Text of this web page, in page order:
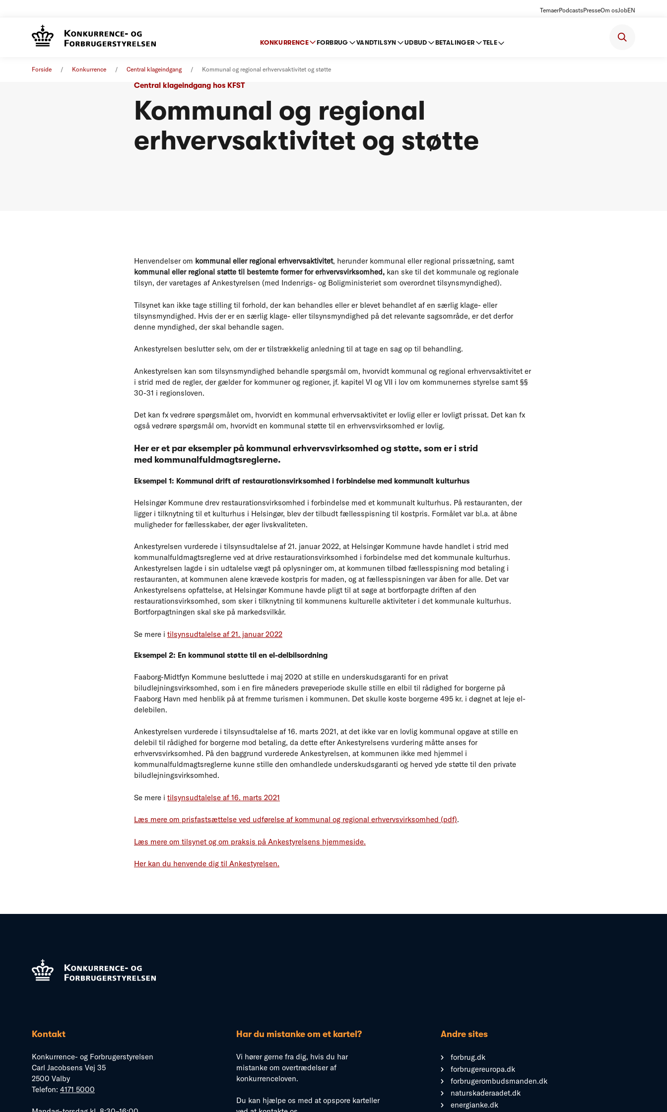
TemaerPodcastsPresseOm osJobEN
KONKURRENCE FORBRUG VANDTILSYN UDBUD BETALINGER TELE
Forside Konkurrence Central klageindgang Kommunal og regional erhvervsaktivitet og støtte
Central klageindgang hos KFST
Kommunal og regional
erhvervsaktivitet og støtte
Henvendelser om kommunal eller regional erhvervsaktivitet, herunder kommunal eller regional prissætning, samt
kommunal eller regional støtte til bestemte former for erhvervsvirksomhed, kan ske til det kommunale og regionale
tilsyn, der varetages af Ankestyrelsen (med Indenrigs- og Boligministeriet som overordnet tilsynsmyndighed).
Tilsynet kan ikke tage stilling til forhold, der kan behandles eller er blevet behandlet af en særlig klage- eller
tilsynsmyndighed. Hvis der er en særlig klage- eller tilsynsmyndighed på det relevante sagsområde, er det derfor
denne myndighed, der skal behandle sagen.
Ankestyrelsen beslutter selv, om der er tilstrækkelig anledning til at tage en sag op til behandling.
Ankestyrelsen kan som tilsynsmyndighed behandle spørgsmål om, hvorvidt kommunal og regional erhvervsaktivitet er
i strid med de regler, der gælder for kommuner og regioner, jf. kapitel VI og VII i lov om kommunernes styrelse samt §§
30-31 i regionsloven.
Det kan fx vedrøre spørgsmålet om, hvorvidt en kommunal erhvervsaktivitet er lovlig eller er lovligt prissat. Det kan fx
også vedrøre spørgsmål om, hvorvidt en kommunal støtte til en erhvervsvirksomhed er lovlig.
Her er et par eksempler på kommunal erhvervsvirksomhed og støtte, som er i strid
med kommunalfuldmagtsreglerne.
Eksempel 1: Kommunal drift af restaurationsvirksomhed i forbindelse med kommunalt kulturhus
Helsingør Kommune drev restaurationsvirksomhed i forbindelse med et kommunalt kulturhus. På restauranten, der
ligger i tilknytning til et kulturhus i Helsingør, blev der tilbudt fællesspisning til kostpris. Formålet var bl.a. at åbne
muligheder for fællesskaber, der øger livskvaliteten.
Ankestyrelsen vurderede i tilsynsudtalelse af 21. januar 2022, at Helsingør Kommune havde handlet i strid med
kommunalfuldmagtsreglerne ved at drive restaurationsvirksomhed i forbindelse med det kommunale kulturhus.
Ankestyrelsen lagde i sin udtalelse vægt på oplysninger om, at kommunen tilbød fællesspisning mod betaling i
restauranten, at kommunen alene krævede kostpris for maden, og at fællesspisningen var åben for alle. Det var
Ankestyrelsens opfattelse, at Helsingør Kommune havde pligt til at søge at bortforpagte driften af den
restaurationsvirksomhed, som sker i tilknytning til kommunens kulturelle aktiviteter i det kommunale kulturhus.
Bortforpagtningen skal ske på markedsvilkår.
Se mere i tilsynsudtalelse af 21. januar 2022
Eksempel 2: En kommunal støtte til en el-delbilsordning
Faaborg-Midtfyn Kommune besluttede i maj 2020 at stille en underskudsgaranti for en privat
biludlejningsvirksomhed, som i en fire måneders prøveperiode skulle stille en elbil til rådighed for borgerne på
Faaborg Havn med henblik på at fremme turismen i kommunen. Det skulle koste borgerne 495 kr. i døgnet at leje el-
delebilen.
Ankestyrelsen vurderede i tilsynsudtalelse af 16. marts 2021, at det ikke var en lovlig kommunal opgave at stille en
delebil til rådighed for borgerne mod betaling, da dette efter Ankestyrelsens vurdering måtte anses for
erhvervsvirksomhed. På den baggrund vurderede Ankestyrelsen, at kommunen ikke med hjemmel i
kommunalfuldmagtsreglerne kunne stille den omhandlede underskudsgaranti og herved yde støtte til den private
biludlejningsvirksomhed.
Se mere i tilsynsudtalelse af 16. marts 2021
Læs mere om prisfastsættelse ved udførelse af kommunal og regional erhvervsvirksomhed (pdf).
Læs mere om tilsynet og om praksis på Ankestyrelsens hjemmeside.
Her kan du henvende dig til Ankestyrelsen.
Kontakt
Konkurrence- og Forbrugerstyrelsen
Carl Jacobsens Vej 35
2500 Valby
Telefon: 4171 5000
Har du mistanke om et kartel?
Vi hører gerne fra dig, hvis du har
mistanke om overtrædelser af
konkurrenceloven.
Du kan hjælpe os med at opspore karteller
Andre sites
forbrug.dk
forbrugereuropa.dk
forbrugerombudsmanden.dk
naturskaderaadet.dk
energianke.dk